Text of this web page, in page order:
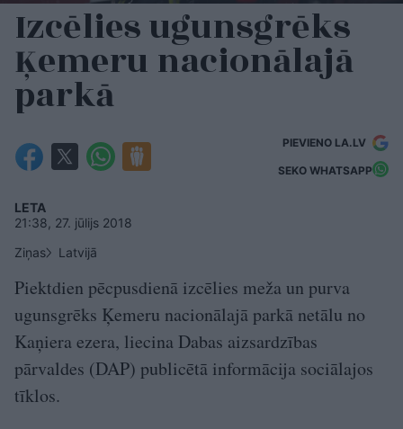
Izcēlies ugunsgrēks
Ķemeru nacionālajā
parkā
PIEVIENO LA.LV
SEKO WHATSAPP
LETA
21:38, 27. jūlijs 2018
Ziņas
Latvijā
Piektdien pēcpusdienā izcēlies meža un purva
ugunsgrēks Ķemeru nacionālajā parkā netālu no
Kaņiera ezera, liecina Dabas aizsardzības
pārvaldes (DAP) publicētā informācija sociālajos
tīklos.